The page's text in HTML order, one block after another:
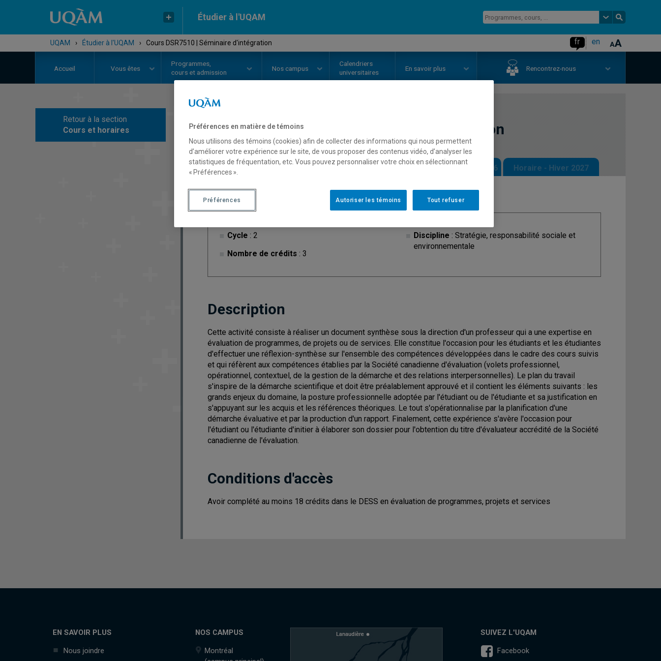
Étudier à l'UQAM
UQAM › Étudier à l'UQAM › Cours DSR7510 | Séminaire d'intégration fr en
Accueil Vous êtes
Programmes,
cours et admission
Nos campus
Calendriers
universitaires
En savoir plus Rencontrez-nous
Retour à la section
Cours et horaires
COURS// DSR7510 Séminaire d'intégration
Description Horaire - Été 2026 Horaire - Automne 2026 Horaire - Hiver 2027
Cycle : 2
Nombre de crédits : 3
Discipline : Stratégie, responsabilité sociale et
environnementale
Description
Cette activité consiste à réaliser un document synthèse sous la direction d'un professeur qui a une expertise en
évaluation de programmes, de projets ou de services. Elle constitue l'occasion pour les étudiants et les étudiantes
d'effectuer une réflexion-synthèse sur l'ensemble des compétences développées dans le cadre des cours suivis
et qui réfèrent aux compétences établies par la Société canadienne d'évaluation (volets professionnel,
opérationnel, contextuel, de la gestion de la démarche et des relations interpersonnelles). Le plan du travail
s'inspire de la démarche scientifique et doit être préalablement approuvé et il contient les éléments suivants : les
grands enjeux du domaine, la posture professionnelle adoptée par l'étudiant ou de l'étudiante et sa justification en
s'appuyant sur les acquis et les références théoriques. Le tout s'opérationnalise par la planification d'une
démarche évaluative et par la production d'un rapport. Finalement, cette expérience s'avère l'occasion pour
l'étudiant ou l'étudiante d'initier à élaborer son dossier pour l'obtention du titre d'évaluateur accrédité de la Société
canadienne de l'évaluation.
Conditions d'accès
Avoir complété au moins 18 crédits dans le DESS en évaluation de programmes, projets et services
EN SAVOIR PLUS
Nous joindre
NOS CAMPUS
Montréal
SUIVEZ L'UQAM
Facebook
Préférences en matière de témoins
Nous utilisons des témoins (cookies) afin de collecter des informations qui nous permettent
d’améliorer votre expérience sur le site, de vous proposer des contenus vidéo, d’analyser les
statistiques de fréquentation, etc. Vous pouvez personnaliser votre choix en sélectionnant
« Préférences ».
Tout refuser
Autoriser les témoins
Préférences